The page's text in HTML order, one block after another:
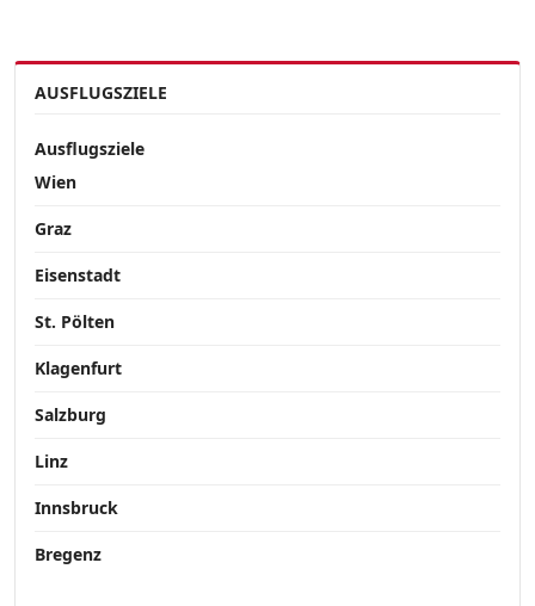
AUSFLUGSZIELE
Ausflugsziele
Wien
Graz
Eisenstadt
St. Pölten
Klagenfurt
Salzburg
Linz
Innsbruck
Bregenz